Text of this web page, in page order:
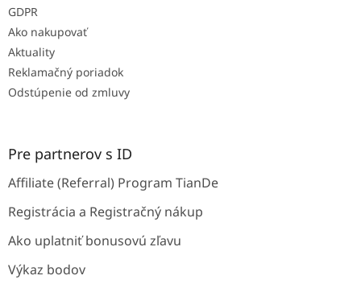
GDPR
Ako nakupovať
Aktuality
Reklamačný poriadok
Odstúpenie od zmluvy
Pre partnerov s ID
Affiliate (Referral) Program TianDe
Registrácia a Registračný nákup
Ako uplatniť bonusovú zľavu
Výkaz bodov